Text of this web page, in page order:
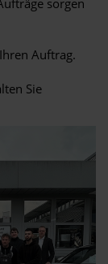
sorgen
Auftrag.
Sie